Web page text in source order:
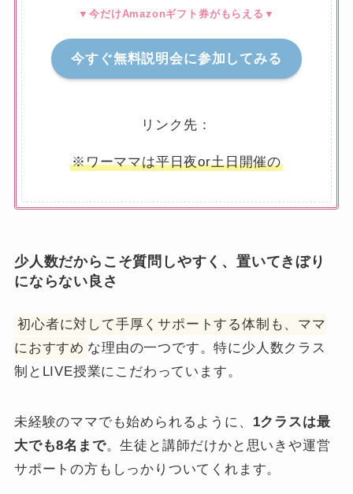
▼今だけAmazonギフト券がもらえる▼
今すぐ無料説明会に参加してみる
リンク先：
※ワーママは平日夜or土日開催の
少人数だからこそ質問しやすく、置いてきぼり
にならない良さ
初心者に対して手厚くサポートする体制も、ママ
におすすめ な理由の一つです。特に少人数クラス
制とLIVE授業にこだわっています。
未経験のママでも始められるように、 1クラスは最
大でも8名まで。生徒と講師だけかと思いきや運営
サポートの方もしっかりついてくれます。